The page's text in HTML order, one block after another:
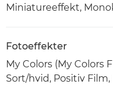
Miniatureeffekt,
Fotoeffekter
My Colors (My Colors
Sort/hvid, Positiv